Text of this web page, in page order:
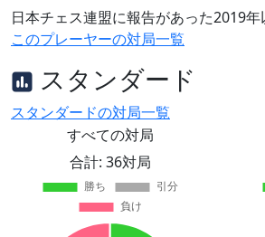
日本チェス連盟に報告があった2019
このプレーヤーの対局一覧
スタンダード
スタンダードの対局一覧
すべての対局
合計: 36対局